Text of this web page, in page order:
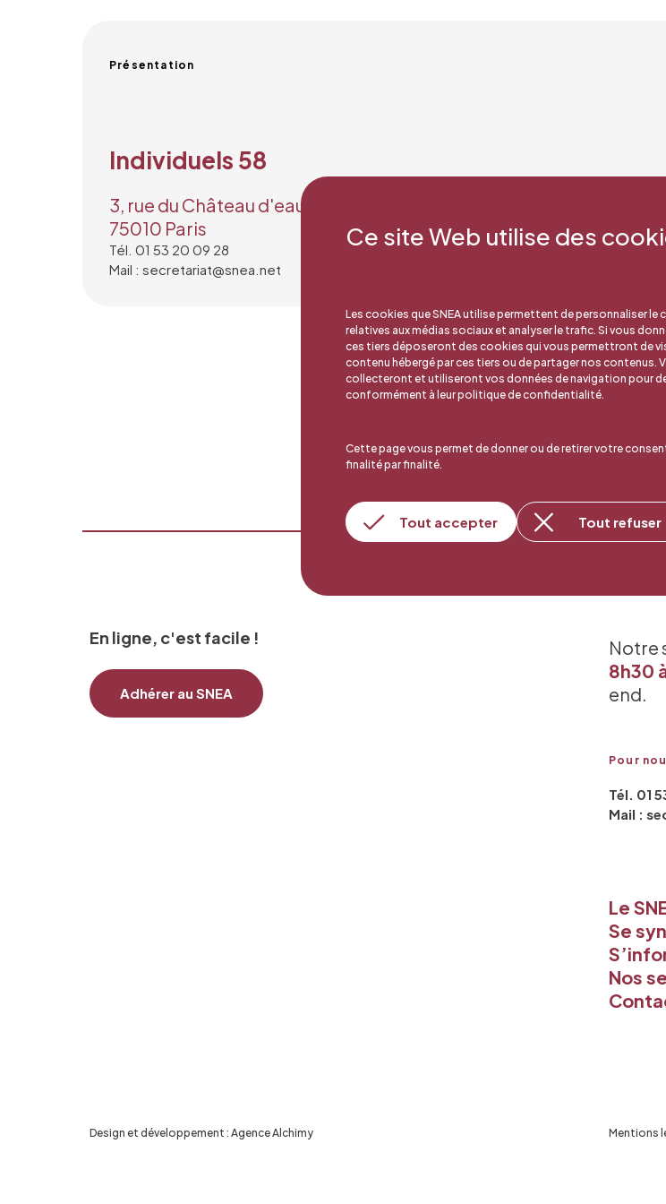
Ce site Web utilise des
Les cookies que SNEA utilise permettent de personnaliser
relatives aux médias sociaux et analyser le trafic. Si vous
ces tiers déposeront des cookies qui vous permettront de
contenu hébergé par ces tiers ou de partager nos contenus.
collecteront et utiliseront vos données de navigation pour
conformément à leur politique de confidentialité.
Cette page vous permet de donner ou de retirer votre
finalité par finalité.
Tout accepter Tout refuser
Présentation
Individuels 58
3, rue du Château d'eau
75010 Paris
Tél. 01 53 20 09 28
Mail : secretariat@snea.net
En ligne, c'est facile !
Adhérer au SNEA
Notre
8h30
end.
Pour
Tél. 01
Mail :
Le
Se
Nos
Design et développement : Agence Alchimy Mentions